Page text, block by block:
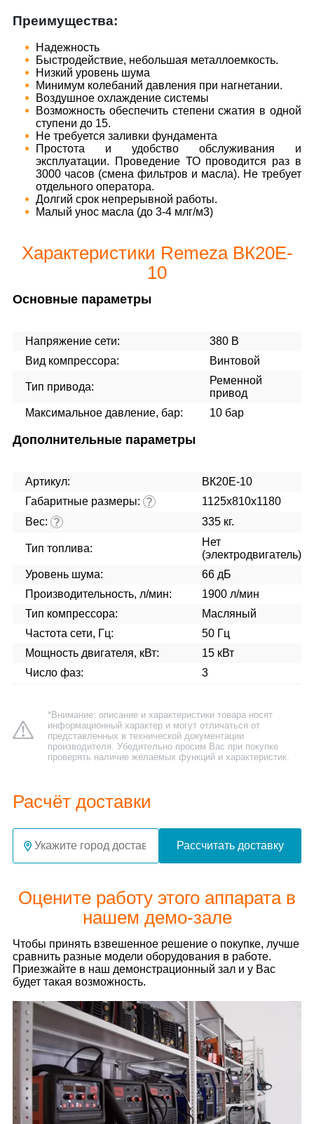
Преимущества:
Надежность
Быстродействие, небольшая металлоемкость.
Низкий уровень шума
Минимум колебаний давления при нагнетании.
Воздушное охлаждение системы
Возможность обеспечить степени сжатия в одной
ступени до 15.
Не требуется заливки фундамента
Простота и удобство обслуживания и
эксплуатации. Проведение ТО проводится раз в
3000 часов (смена фильтров и масла). Не требует
отдельного оператора.
Долгий срок непрерывной работы.
Малый унос масла (до 3-4 млг/м3)
Характеристики Remeza ВК20E-
10
Основные параметры
Напряжение сети:
380 В
Вид компрессора:
Винтовой
Тип привода:
Ременной
привод
Максимальное давление, бар:
10 бар
Дополнительные параметры
Артикул:
ВК20Е-10
Габаритные размеры: ?
1125x810x1180
Вес: ? 335 кг.
Тип топлива:
Нет
(электродвигатель)
Уровень шума:
66 дБ
Производительность, л/мин:
1900 л/мин
Тип компрессора:
Масляный
Частота сети, Гц:
50 Гц
Мощность двигателя, кВт:
15 кВт
Число фаз:
3
*Внимание: описание и характеристики товара носят
информационный характер и могут отличаться от
представленных в технической документации
производителя. Убедительно просим Вас при покупке
проверять наличие желаемых функций и характеристик.
Расчёт доставки
Рассчитать доставку
Оцените работу этого аппарата в
нашем демо-зале
Чтобы принять взвешенное решение о покупке, лучше
сравнить разные модели оборудования в работе.
Приезжайте в наш демонстрационный зал и у Вас
будет такая возможность.